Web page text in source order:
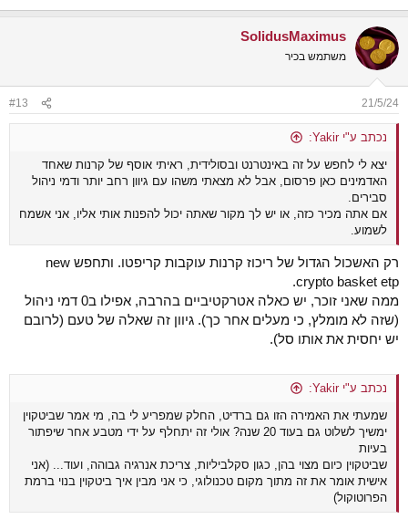
SolidusMaximus
משתמש בכיר
21/5/24
#13
נכתב ע"י Yakir:
יצא לי לחפש על זה באינטרנט ובסולידית, ראיתי אוסף של קרנות שאחד
האדמינים כאן פרסום, אבל לא מצאתי משהו עם גיוון רחב יותר ודמי ניהול
סבירים.
אם אתה מכיר כזה, או יש לך מקור שאתה יכול להפנות אותי אליו, אני אשמח
לשמוע.
רק האשכול הגדול של ריכוז קרנות עוקבות קריפטו. ותחפש new
crypto basket etp.
ממה שאני זוכר, יש כאלה אטרקטיביים בהרבה, אפילו ב0 דמי ניהול
(שזה לא מומלץ, כי מעלים אחר כך). גיוון זה שאלה של טעם (לרובם
יש יחסית את אותו סל).
נכתב ע"י Yakir:
שמעתי את האמירה הזו גם ברדיט, החלק שמפריע לי בה, מי אמר שביטקוין
ימשיך לשלוט גם בעוד 20 שנה? אולי זה יתחלף על ידי מטבע אחר שיפתור
בעיות
שביטקוין כיום מצוי בהן, כגון סקלביליות, צריכת אנרגיה גבוהה, ועוד... (אני
אישית אומר את זה מתוך מקום טכנולוגי, כי אני מבין איך ביטקוין בנוי ברמת
הפרוטוקול)